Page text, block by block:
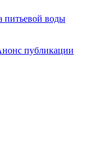
питьевой воды
публикации